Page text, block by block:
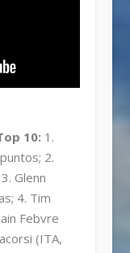
10: 1.
2.
Glenn
4. Tim
Febvre
(ITA,